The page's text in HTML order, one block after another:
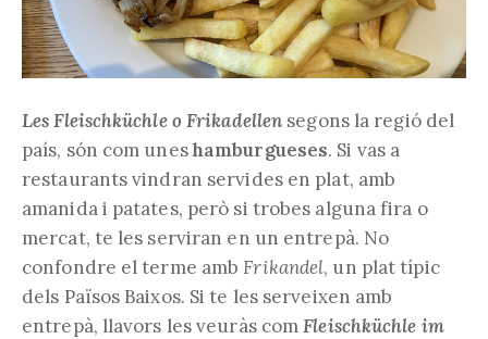
Les Fleischküchle o Frikadellen segons la regió del
país, són com uneshamburgueses. Si vas a
restaurants vindran servides en plat, amb
amanida i patates, però si trobes alguna fira o
mercat, te les serviran en un entrepà. No
confondre el terme ambFrikandel, un plat típic
dels Països Baixos. Si te les serveixen amb
entrepà, llavors les veuràs comFleischküchle im